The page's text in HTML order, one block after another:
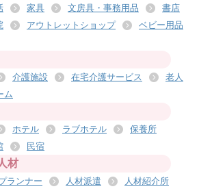
家具 文房具・事務用品
書店
アウトレットショップ
ベビー用品
介護施設 在宅介護サービス
老人
ム
ホテル ラブホテル
保養所
民宿
材
ランナー 人材派遣
人材紹介所